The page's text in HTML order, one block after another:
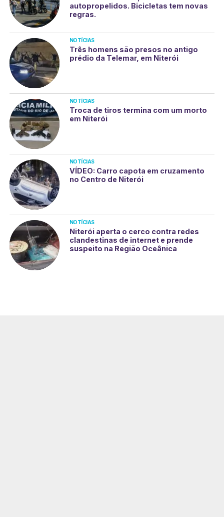
autopropelidos. Bicicletas tem novas
regras.
NOTÍCIAS
Três homens são presos no antigo
prédio da Telemar, em Niterói
NOTÍCIAS
Troca de tiros termina com um morto
em Niterói
NOTÍCIAS
VÍDEO: Carro capota em cruzamento
no Centro de Niterói
NOTÍCIAS
Niterói aperta o cerco contra redes
clandestinas de internet e prende
suspeito na Região Oceânica